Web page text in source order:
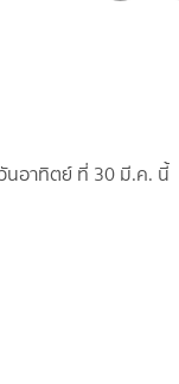
นอาทิตย์ ที่ 30 มี.ค. นี้